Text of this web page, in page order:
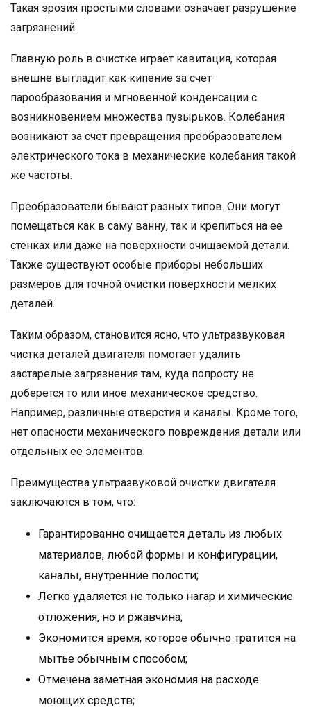
Такая эрозия простыми словами означает разрушение
загрязнений.
Главную роль в очистке играет кавитация, которая
внешне выгладит как кипение за счет
парообразования и мгновенной конденсации с
возникновением множества пузырьков. Колебания
возникают за счет превращения преобразователем
электрического тока в механические колебания такой
же частоты.
Преобразователи бывают разных типов. Они могут
помещаться как в саму ванну, так и крепиться на ее
стенках или даже на поверхности очищаемой детали.
Также существуют особые приборы небольших
размеров для точной очистки поверхности мелких
деталей.
Таким образом, становится ясно, что ультразвуковая
чистка деталей двигателя помогает удалить
застарелые загрязнения там, куда попросту не
доберется то или иное механическое средство.
Например, различные отверстия и каналы. Кроме того,
нет опасности механического повреждения детали или
отдельных ее элементов.
Преимущества ультразвуковой очистки двигателя
заключаются в том, что:
Гарантированно очищается деталь из любых
материалов, любой формы и конфигурации,
каналы, внутренние полости;
Легко удаляется не только нагар и химические
отложения, но и ржавчина;
Экономится время, которое обычно тратится на
мытье обычным способом;
Отмечена заметная экономия на расходе
моющих средств;